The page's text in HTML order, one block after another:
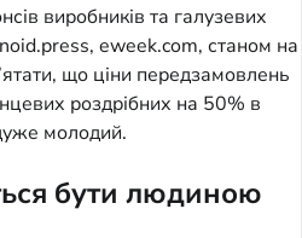
виробників та галузевих
eweek.com, станом на
що ціни передзамовлень
роздрібних на 50% в
молодий.
бути людиною